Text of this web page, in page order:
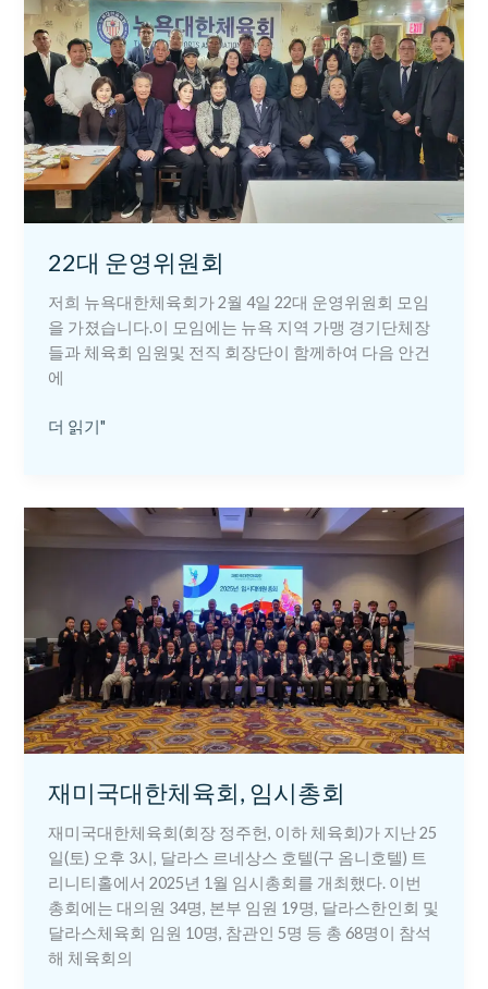
22대 운영위원회
저희 뉴욕대한체육회가 2월 4일 22대 운영위원회 모임
을 가졌습니다.이 모임에는 뉴욕 지역 가맹 경기단체장
들과 체육회 임원및 전직 회장단이 함께하여 다음 안건
에
대
운
영
위
원
회
더 읽기"
재미국대한체육회, 임시총회
재미국대한체육회(회장 정주헌, 이하 체육회)가 지난 25
일(토) 오후 3시, 달라스 르네상스 호텔(구 옴니호텔) 트
리니티홀에서 2025년 1월 임시총회를 개최했다. 이번
총회에는 대의원 34명, 본부 임원 19명, 달라스한인회 및
달라스체육회 임원 10명, 참관인 5명 등 총 68명이 참석
해 체육회의
미
체
육
회,
임
시
회